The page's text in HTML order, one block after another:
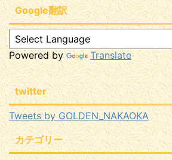
Google翻訳
Powered by Translate
twitter
Tweets by GOLDEN_NAKAOKA
カテゴリー